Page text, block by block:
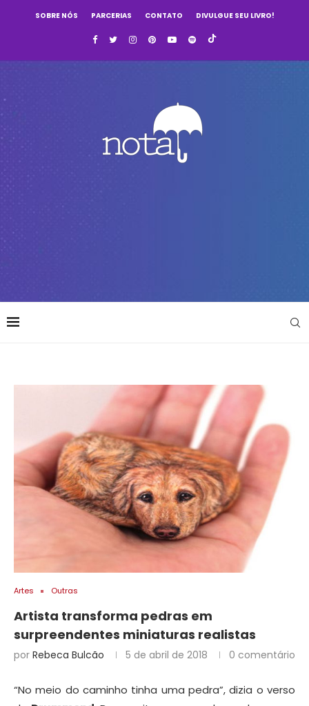
SOBRE NÓS PARCERIAS CONTATO DIVULGUE SEU LIVRO!
Artes Outras
Artista transforma pedras em
surpreendentes miniaturas realistas
por Rebeca Bulcão 5 de abril de 2018 0 comentário
“No meio do caminho tinha uma pedra”, dizia o verso